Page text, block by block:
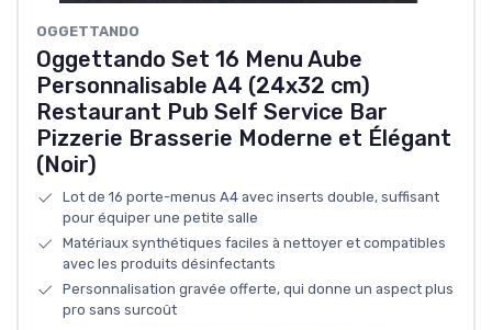
‎OGGETTANDO
Oggettando Set 16 Menu Aube
Personnalisable A4 (24x32 cm)
Restaurant Pub Self Service Bar
Pizzerie Brasserie Moderne et Élégant
(Noir)
Lot de 16 porte-menus A4 avec inserts double, suffisant
pour équiper une petite salle
Matériaux synthétiques faciles à nettoyer et compatibles
avec les produits désinfectants
Personnalisation gravée offerte, qui donne un aspect plus
pro sans surcoût